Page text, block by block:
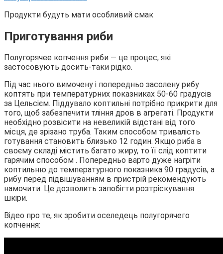
Продукти будуть мати особливий смак
Приготування риби
Полугорячее копчення риби — це процес, які
застосовують досить-таки рідко.
Під час нього вимочену і попередньо засолену рибу
коптять при температурних показниках 50-60 градусів
за Цельсієм. Піддувало коптильні потрібно прикрити для
того, щоб забезпечити тління дров в агрегаті. Продукти
необхідно розвісити на невеликій відстані від того
місця, де зрізано труба. Таким способом тривалість
готування становить близько 12 годин. Якщо риба в
своєму складі містить багато жиру, то її слід коптити
гарячим способом . Попередньо варто дуже нагріти
коптильню до температурного показника 90 градусів, а
рибу перед підвішуванням в пристрій рекомендують
намочити. Це дозволить запобігти розтріскування
шкіри.
Відео про те, як зробити оселедець полугорячего
копчення: